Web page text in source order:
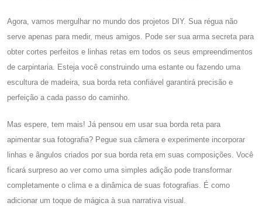
Agora, vamos mergulhar no mundo dos projetos DIY. Sua régua não
serve apenas para medir, meus amigos. Pode ser sua arma secreta para
obter cortes perfeitos e linhas retas em todos os seus empreendimentos
de carpintaria. Esteja você construindo uma estante ou fazendo uma
escultura de madeira, sua borda reta confiável garantirá precisão e
perfeição a cada passo do caminho.
Mas espere, tem mais! Já pensou em usar sua borda reta para
apimentar sua fotografia? Pegue sua câmera e experimente incorporar
linhas e ângulos criados por sua borda reta em suas composições. Você
ficará surpreso ao ver como uma simples adição pode transformar
completamente o clima e a dinâmica de suas fotografias. É como
adicionar um toque de mágica à sua narrativa visual.